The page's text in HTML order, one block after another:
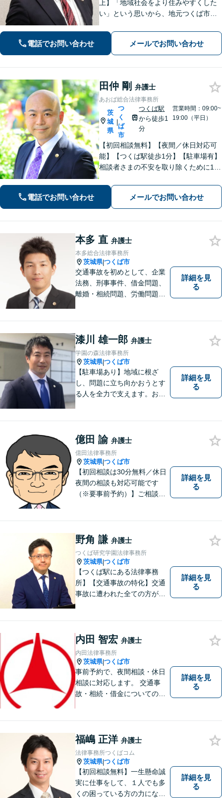
上】「地域社会をより住みやすくした
い」という思いから、地元つくば市で
育費など幅広いトラブルに対応【相
続・遺言】残された借金・不動産に困
っていませんか？
電話でお問い合わせ メールでお問い合わせ
田仲 剛 弁護士
あおば総合法律事務所
茨
城
県
|
つ
く
ば
市
つくば駅
から徒歩1
分
営業時間：09:00~
19:00（平日）
【初回相談無料】【夜間／休日対応可
能】【つくば駅徒歩1分】【駐車場有】
相談者さまの不安を取り除くために1件
談者さまに寄り添った解決方法を提案
することを心がけています。まずはお
気軽にお問い合わせください。
電話でお問い合わせ メールでお問い合わせ
本多 直 弁護士
本多総合法律事務所
茨城県|つくば市
交通事故を初めとして、企業
法務、刑事事件、借金問題、
離婚・相続問題、労働問題そ
実・迅速・丁寧な事件処理を
心掛けています。
詳細を見
る
漆川 雄一郎 弁護士
学園の森法律事務所
茨城県|つくば市
【駐車場あり】地域に根ざ
し、問題に立ち向かおうとす
る人を全力で支えます。お困
詳細を見
る
億田 諭 弁護士
億田法律事務所
茨城県|つくば市
【初回相談は30分無料／休日
夜間の相談も対応可能です
（※要事前予約）】ご相談、
にお問合せください。
詳細を見
る
野角 謙 弁護士
つくば研究学園法律事務所
茨城県|つくば市
【つくば駅にある法律事務
所】【交通事故の特化】交通
事故に遭われた全ての方が適
ニケーションを大切にし、最
善の解決へと導きます。
詳細を見
る
内田 智宏 弁護士
内田法律事務所
茨城県|つくば市
事前予約で、夜間相談・休日
相談に対応します。 交通事
故・相続・借金についてのご
詳細を見
る
福嶋 正洋 弁護士
法律事務所つくばコム
茨城県|つくば市
【初回相談無料】一生懸命誠
実に仕事をして、１人でも多
くの困っている方の力にな
詳細を見
る